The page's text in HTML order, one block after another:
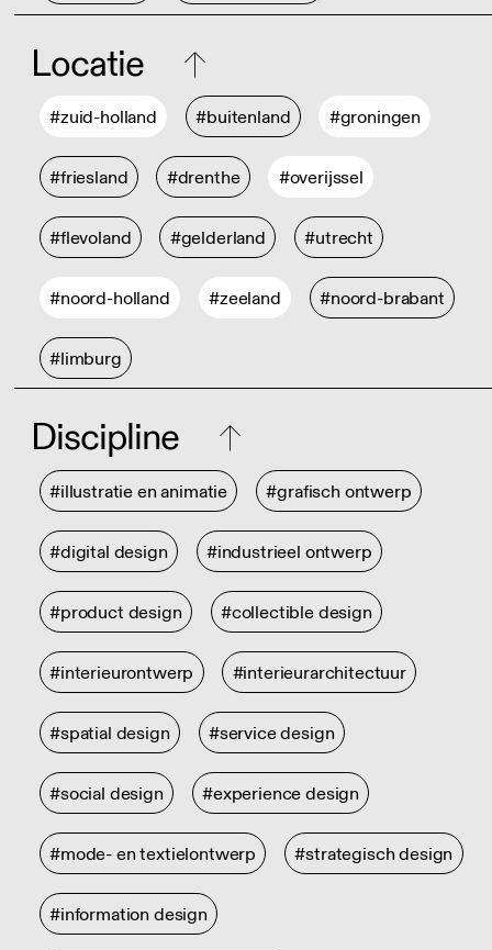
Locatie
#zuid-holland #buitenland #groningen
#friesland #drenthe #overijssel
#flevoland #gelderland #utrecht
#noord-holland #zeeland #noord-brabant
#limburg
Discipline
#illustratie en animatie #grafisch ontwerp
#digital design #industrieel ontwerp
#product design #collectible design
#interieurontwerp #interieurarchitectuur
#spatial design #service design
#social design #experience design
#mode- en textielontwerp #strategisch design
#information design